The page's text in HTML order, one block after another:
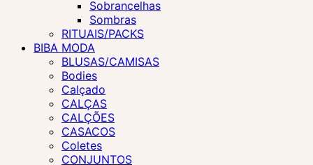
Sobrancelhas
Sombras
RITUAIS/PACKS
BIBA MODA
BLUSAS/CAMISAS
Bodies
Calçado
CALÇAS
CALÇÕES
CASACOS
Coletes
CONJUNTOS